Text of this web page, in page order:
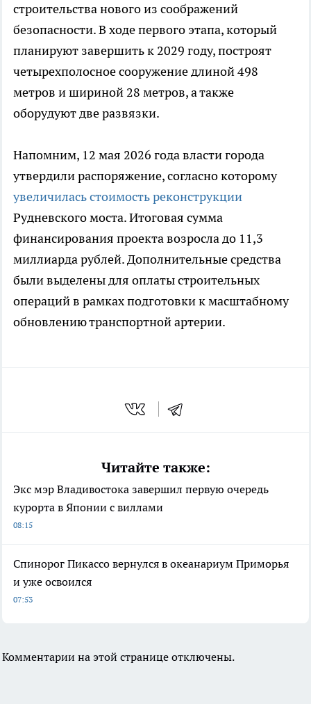
строительства нового из соображений
безопасности. В ходе первого этапа, который
планируют завершить к 2029 году, построят
четырехполосное сооружение длиной 498
метров и шириной 28 метров, а также
оборудуют две развязки.
Напомним, 12 мая 2026 года власти города
утвердили распоряжение, согласно которому
увеличилась стоимость реконструкции
Рудневского моста. Итоговая сумма
финансирования проекта возросла до 11,3
миллиарда рублей. Дополнительные средства
были выделены для оплаты строительных
операций в рамках подготовки к масштабному
обновлению транспортной артерии.
Читайте также:
Экс мэр Владивостока завершил первую очередь
курорта в Японии с виллами
08:15
Спинорог Пикассо вернулся в океанариум Приморья
и уже освоился
07:53
Комментарии на этой странице отключены.